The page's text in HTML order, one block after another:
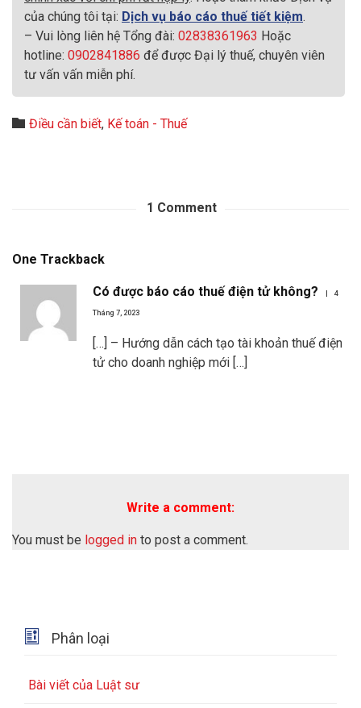
của chúng tôi tại: Dịch vụ báo cáo thuế tiết kiệm.
– Vui lòng liên hệ Tổng đài: 02838361963 Hoặc
hotline: 0902841886 để được Đại lý thuế, chuyên viên
tư vấn vấn miễn phí.
 Category
Điều cần biết, Kế toán - Thuế
1 Comment
One Trackback
Có được báo cáo thuế điện tử không? 4
Tháng 7, 2023
[…] – Hướng dẫn cách tạo tài khoản thuế điện
tử cho doanh nghiệp mới […]
Write a comment:
You must be logged in to post a comment.
 Phân loại
Bài viết của Luật sư